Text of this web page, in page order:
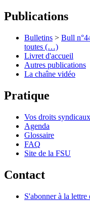
Publications
Bulletins > Bull
toutes (…)
Livret d'accueil
Autres publications
La chaîne vidéo
Pratique
Vos droits syndicaux
Agenda
Glossaire
FAQ
Site de la FSU
Contact
S'abonner à la